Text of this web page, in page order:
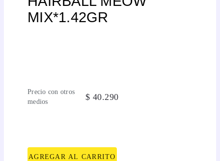
MIX*1.42GR
Precio con otros
medios
$ 40.290
AGREGAR AL CARRITO